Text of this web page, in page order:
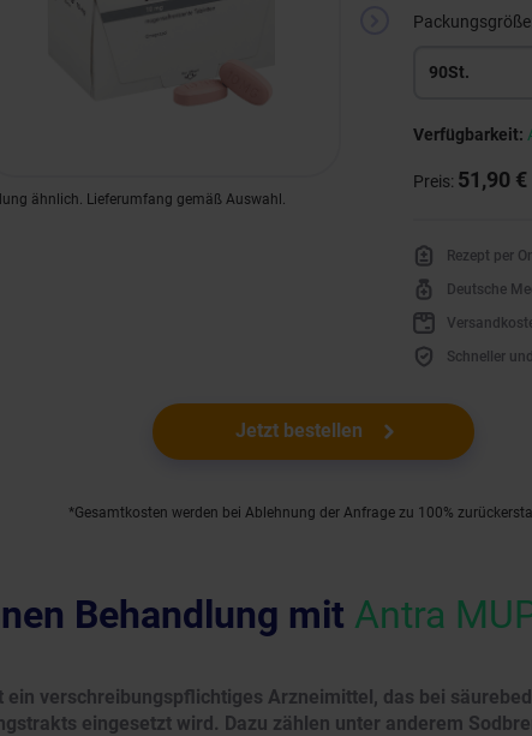
ähnlich. Lieferumfang gemäß Auswahl.
Packungsgröße:
90St.
Verfügbarkeit:
Preis: 51,90 €
Rezept per
Deutsche
Schneller
Jetzt bestellen
*Gesamtkosten werden bei Ablehnung der Anfrage zu 100%
Behandlung mit Antra
ein verschreibungspflichtiges Arzneimittel, das bei
eingesetzt wird. Dazu zählen unter anderem